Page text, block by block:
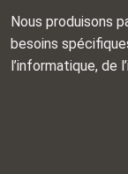
Nous produisons
besoins
l’informatique, de